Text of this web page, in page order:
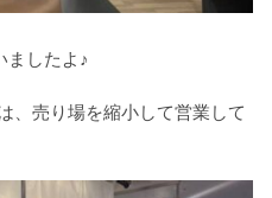
ましたよ♪
、売り場を縮小して営業して